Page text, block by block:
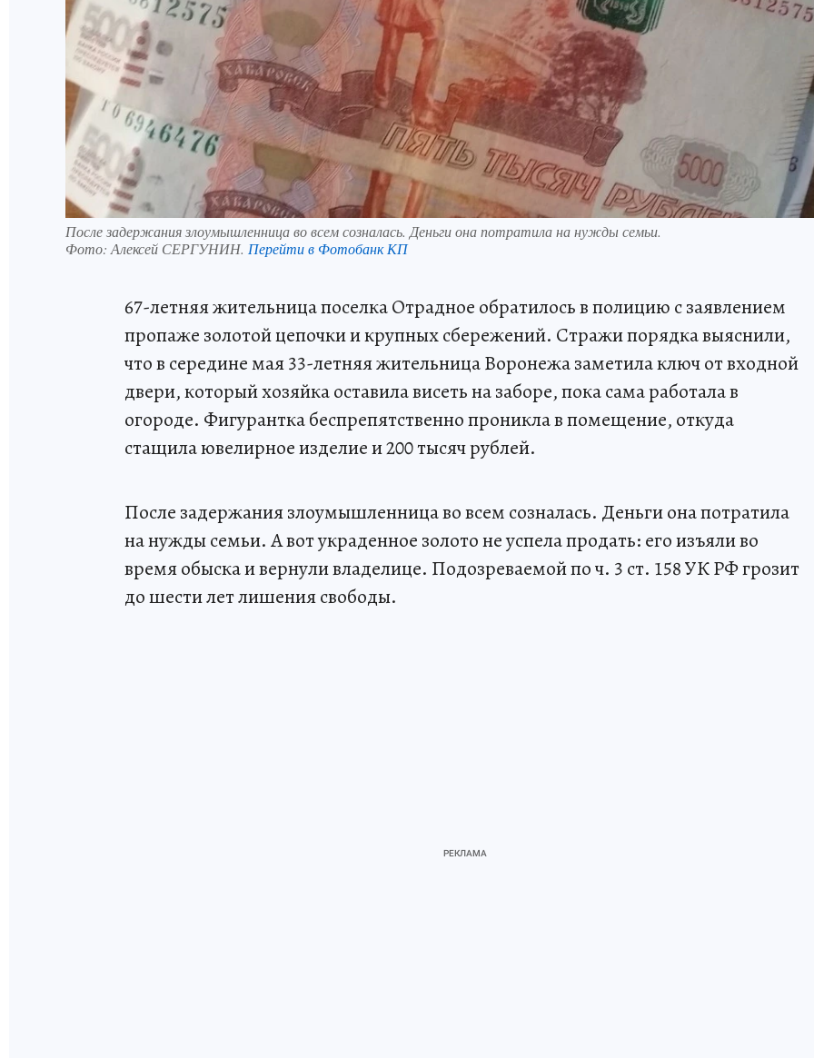
После задержания злоумышленница во всем созналась. Деньги она потратила на нужды семьи.
Фото: Алексей СЕРГУНИН. Перейти в Фотобанк КП
67-летняя жительница поселка Отрадное обратилось в полицию с заявлением
пропаже золотой цепочки и крупных сбережений. Стражи порядка выяснили,
что в середине мая 33-летняя жительница Воронежа заметила ключ от входной
двери, который хозяйка оставила висеть на заборе, пока сама работала в
огороде. Фигурантка беспрепятственно проникла в помещение, откуда
стащила ювелирное изделие и 200 тысяч рублей.
После задержания злоумышленница во всем созналась. Деньги она потратила
на нужды семьи. А вот украденное золото не успела продать: его изъяли во
время обыска и вернули владелице. Подозреваемой по ч. 3 ст. 158 УК РФ грозит
до шести лет лишения свободы.